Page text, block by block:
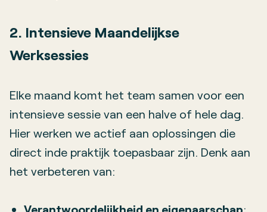
2. Intensieve Maandelijkse
Werksessies
Elke maand komt het team samen voor een
intensieve sessie van een halve of hele dag.
Hier werken we actief aan oplossingen die
direct inde praktijk toepasbaar zijn. Denk aan
het verbeteren van:
Verantwoordelijkheid en eigenaarschap: